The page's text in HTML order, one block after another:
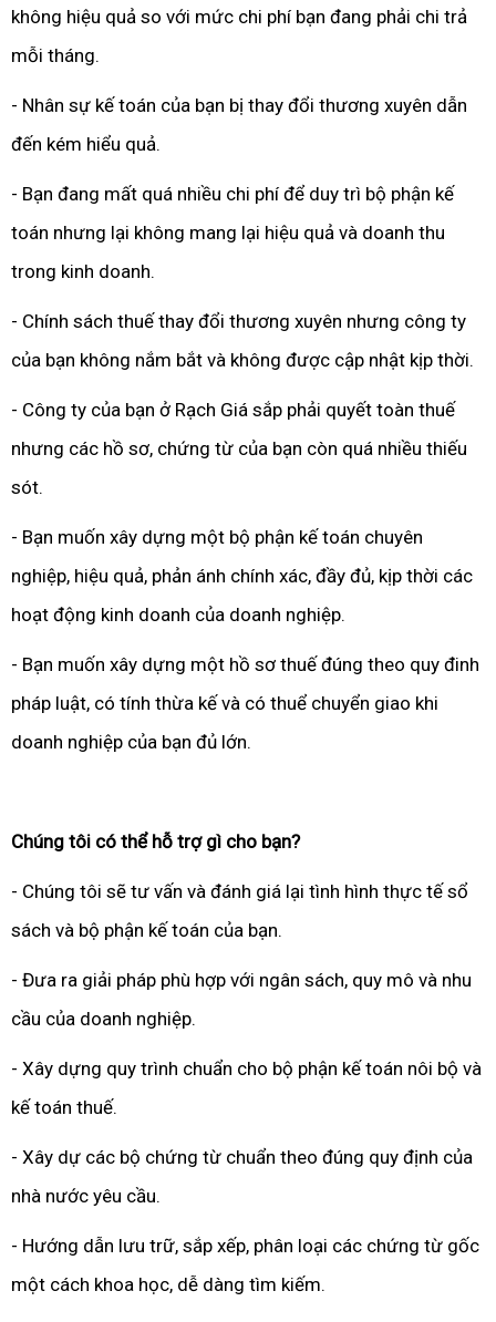
không hiệu quả so với mức chi phí bạn đang phải chi trả
mỗi tháng.
- Nhân sự kế toán của bạn bị thay đổi thương xuyên dẫn
đến kém hiểu quả.
- Bạn đang mất quá nhiều chi phí để duy trì bộ phận kế
toán nhưng lại không mang lại hiệu quả và doanh thu
trong kinh doanh.
- Chính sách thuế thay đổi thương xuyên nhưng công ty
của bạn không nắm bắt và không được cập nhật kịp thời.
- Công ty của bạn ở Rạch Giá sắp phải quyết toàn thuế
nhưng các hồ sơ, chứng từ của bạn còn quá nhiều thiếu
sót.
- Bạn muốn xây dựng một bộ phận kế toán chuyên
nghiệp, hiệu quả, phản ánh chính xác, đầy đủ, kịp thời các
hoạt động kinh doanh của doanh nghiệp.
- Bạn muốn xây dựng một hồ sơ thuế đúng theo quy đinh
pháp luật, có tính thừa kế và có thuể chuyển giao khi
doanh nghiệp của bạn đủ lớn.
Chúng tôi có thể hỗ trợ gì cho bạn?
- Chúng tôi sẽ tư vấn và đánh giá lại tình hình thực tế sổ
sách và bộ phận kế toán của bạn.
- Đưa ra giải pháp phù hợp với ngân sách, quy mô và nhu
cầu của doanh nghiệp.
- Xây dựng quy trình chuẩn cho bộ phận kế toán nôi bộ và
kế toán thuế.
- Xây dự các bộ chứng từ chuẩn theo đúng quy định của
nhà nước yêu cầu.
- Hướng dẫn lưu trữ, sắp xếp, phân loại các chứng từ gốc
một cách khoa học, dễ dàng tìm kiếm.